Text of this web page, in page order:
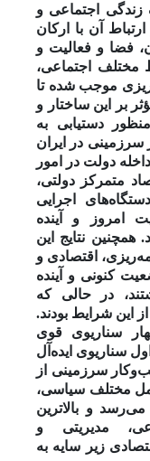
زندگی اجتماعی و
آن با ارکان
فضا و فعالیت و
مختلف اجتماعی،
موجب شده تا
بر این ساختار و
دستیابی به
در ایران
دولت در امور
متمرکز دولتی،
اجرایی
امروز و آینده
نتایج این
اقتصادی و
کنونی و آینده
در حالی که
این شرایط بودند.
سناریوی قوی
سناریوی ایده‌آل
سرزمینی از
مختلف سیاسی،
و بالاترین
مدیریتی و
زیر سایه به